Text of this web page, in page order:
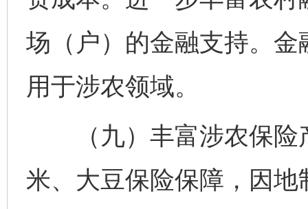
场（户）的金融支持。金
用于涉农领域。
（九）丰富涉农保险
米、大豆保险保障，因